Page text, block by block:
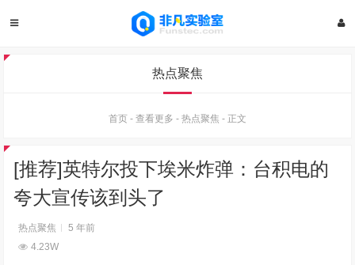
热点聚焦
首页 - 查看更多 - 热点聚焦 - 正文
[推荐]英特尔投下埃米炸弹：台积电的
夸大宣传该到头了
热点聚焦
5 年前
4.23W